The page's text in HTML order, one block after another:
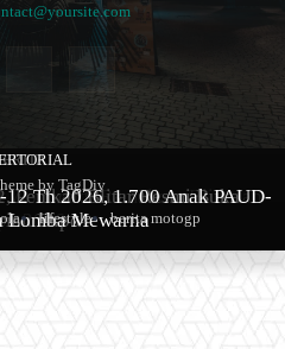
Wonodadi Ramaikan Blitarian
2026
Pemkab Blitar Resmi Buka
Expo
Th 2026, 1.700 Anak PAUD-
Lomba Mewarna
by TagDiv
lifestyle
berita motogp